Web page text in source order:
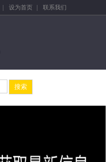
设为首页 联系我们